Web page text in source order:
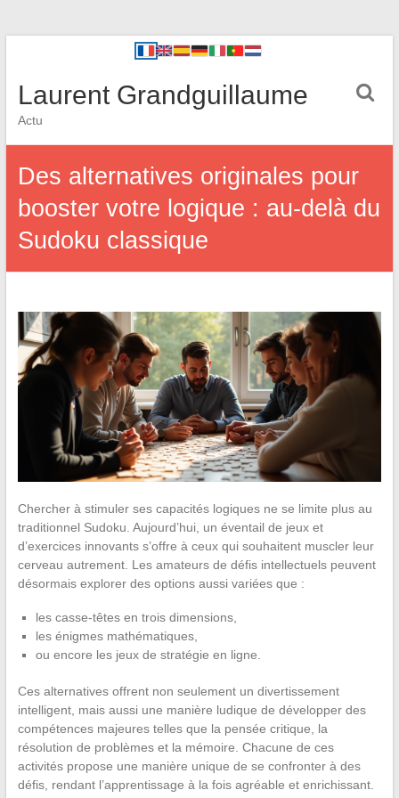
Laurent Grandguillaume
Actu
Des alternatives originales pour
booster votre logique : au-delà du
Sudoku classique
Chercher à stimuler ses capacités logiques ne se limite plus au
traditionnel Sudoku. Aujourd’hui, un éventail de jeux et
d’exercices innovants s’offre à ceux qui souhaitent muscler leur
cerveau autrement. Les amateurs de défis intellectuels peuvent
désormais explorer des options aussi variées que :
les casse-têtes en trois dimensions,
les énigmes mathématiques,
ou encore les jeux de stratégie en ligne.
Ces alternatives offrent non seulement un divertissement
intelligent, mais aussi une manière ludique de développer des
compétences majeures telles que la pensée critique, la
résolution de problèmes et la mémoire. Chacune de ces
activités propose une manière unique de se confronter à des
défis, rendant l’apprentissage à la fois agréable et enrichissant.